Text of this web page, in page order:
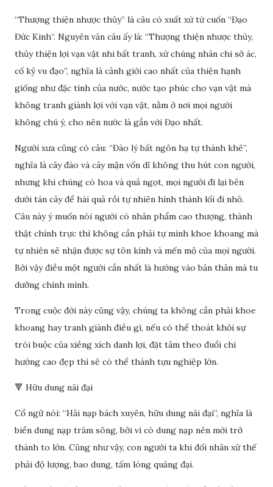
“Thượng thiện nhược thủy” là câu có xuất xứ từ cuốn “Đạo
Đức Kinh“. Nguyên văn câu ấy là: “Thượng thiện nhược thủy,
thủy thiện lợi vạn vật nhi bất tranh, xử chúng nhân chi sở ác,
cố kỷ vu đạo”, nghĩa là cảnh giới cao nhất của thiện hạnh
giống như đặc tính của nước, nước tạo phúc cho vạn vật mà
không tranh giành lợi với vạn vật, nằm ở nơi mọi người
không chú ý, cho nên nước là gần với Đạo nhất.
Người xưa cũng có câu: “Đào lý bất ngôn hạ tự thành khê”,
nghĩa là cây đào và cây mận vốn dĩ không thu hút con người,
nhưng khi chúng có hoa và quả ngọt, mọi người đi lại bên
dưới tán cây để hái quả rồi tự nhiên hình thành lối đi nhỏ.
Câu này ý muốn nói người có nhân phẩm cao thượng, thành
thật chính trực thì không cần phải tự mình khoe khoang mà
tự nhiên sẽ nhận được sự tôn kính và mến mộ của mọi người.
Bởi vậy điều một người cần nhất là hướng vào bản thân mà tu
dưỡng chính mình.
Trong cuộc đời này cũng vậy, chúng ta không cần phải khoe
khoang hay tranh giành điều gì, nếu có thể thoát khỏi sự
trói buộc của xiềng xích danh lợi, đặt tâm theo đuổi chí
hướng cao đẹp thì sẽ có thể thành tựu nghiệp lớn.
🔻 Hữu dung nãi đại
Cổ ngữ nói: “Hải nạp bách xuyên, hữu dung nãi đại”, nghĩa là
biển dung nạp trăm sông, bởi vì có dung nạp nên mới trở
thành to lớn. Cũng như vậy, con người ta khi đối nhân xử thế
phải độ lượng, bao dung, tấm lòng quảng đại.